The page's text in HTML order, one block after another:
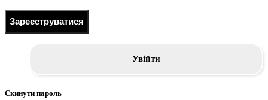
Зареєструватися
Увійти
Скинути пароль